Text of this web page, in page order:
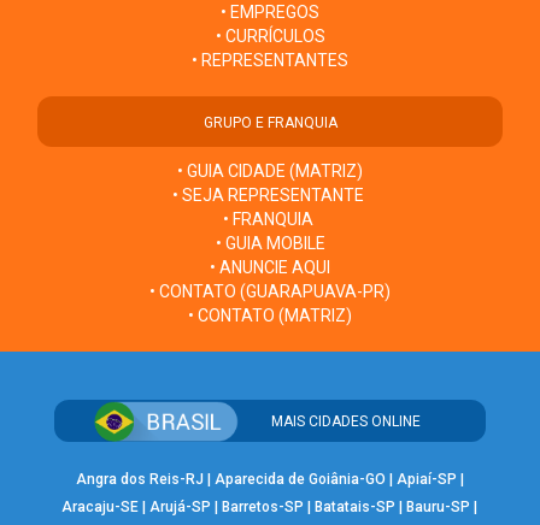
• EMPREGOS
• CURRÍCULOS
• REPRESENTANTES
GRUPO E FRANQUIA
• GUIA CIDADE (MATRIZ)
• SEJA REPRESENTANTE
• FRANQUIA
• GUIA MOBILE
• ANUNCIE AQUI
• CONTATO (GUARAPUAVA-PR)
• CONTATO (MATRIZ)
MAIS CIDADES ONLINE
Angra dos Reis-RJ Aparecida de Goiânia-GO Apiaí-SP
Aracaju-SE |Arujá-SP Barretos-SP Batatais-SP Bauru-SP